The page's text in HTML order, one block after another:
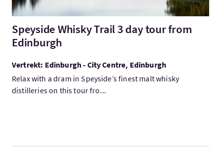
Speyside Whisky Trail 3 day tour from
Edinburgh
Vertrekt: Edinburgh - City Centre, Edinburgh
Relax with a dram in Speyside’s finest malt whisky
distilleries on this tour fro...